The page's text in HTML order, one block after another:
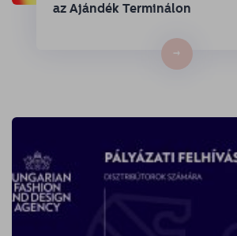
az Ajándék Terminálon
→